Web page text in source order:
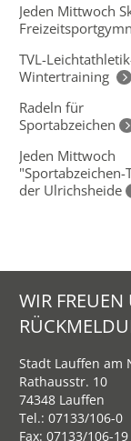
Jeden Mittwoch
TVL-
Wintertraining
Radeln für
Sportabzeichen
Jeden Mittwoch
"Sportabzeichen-
der Ulrichsheide
WIR
Stadt Lauffen am
Rathausstr. 10
74348 Lauffen
Tel.: 07133/106-0
Fax: 07133/106-19